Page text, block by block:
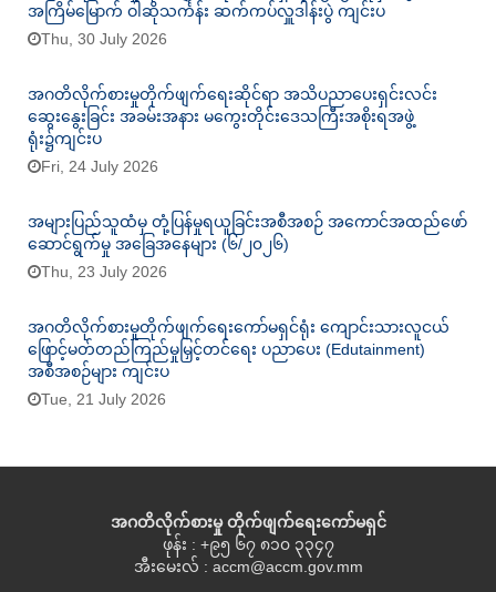
အကြိမ်မြောက် ဝါဆိုသင်္ကန်း ဆက်ကပ်လှူဒါန်းပွဲ ကျင်းပ
Thu, 30 July 2026
အဂတိလိုက်စားမှုတိုက်ဖျက်ရေးဆိုင်ရာ အသိပညာပေးရှင်းလင်း
ဆွေးနွေးခြင်း အခမ်းအနား မကွေးတိုင်းဒေသကြီးအစိုးရအဖွဲ့
ရုံး၌ကျင်းပ
Fri, 24 July 2026
အများပြည်သူထံမှ တုံ့ပြန်မှုရယူခြင်းအစီအစဉ် အကောင်အထည်ဖော်
ဆောင်ရွက်မှု အခြေအနေများ (၆/၂၀၂၆)
Thu, 23 July 2026
အဂတိလိုက်စားမှုတိုက်ဖျက်ရေးကော်မရှင်ရုံး ကျောင်းသားလူငယ်
ဖြောင့်မတ်တည်ကြည်မှုမြှင့်တင်ရေး ပညာပေး (Edutainment)
အစီအစဉ်များ ကျင်းပ
Tue, 21 July 2026
အဂတိလိုက်စားမှု တိုက်ဖျက်ရေးကော်မရှင်
ဖုန်း : +၉၅ ၆၇ ၈၁၀ ၃၃၄၇
အီးမေးလ် : accm@accm.gov.mm